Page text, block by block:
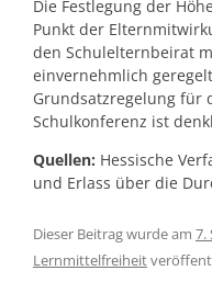
Die Festlegung der
Punkt der
den Schulelternbeirat
einvernehmlich
Grundsatzregelung für
Schulkonferenz ist
Quellen: Hessische
und Erlass über die
Dieser Beitrag wurde am 7.
Lernmittelfreiheit